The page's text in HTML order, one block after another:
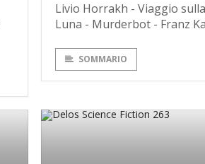
Livio Horrakh - Viaggio sulla
Luna - Murderbot - Franz
SOMMARIO